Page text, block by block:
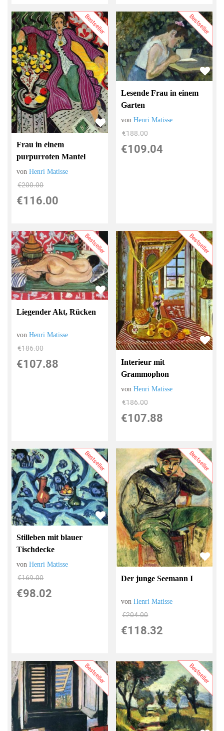
Bestseller
Frau in einem
purpurroten Mantel
vonHenri Matisse
€200.00
€116.00
Bestseller
Lesende Frau in einem
Garten
vonHenri Matisse
€188.00
€109.04
Bestseller
Liegender Akt, Rücken
vonHenri Matisse
€186.00
€107.88
Bestseller
Interieur mit
Grammophon
vonHenri Matisse
€186.00
€107.88
Bestseller
Stilleben mit blauer
Tischdecke
vonHenri Matisse
€169.00
€98.02
Bestseller
Der junge Seemann I
vonHenri Matisse
€204.00
€118.32
Bestseller Bestseller